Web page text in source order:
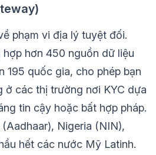
phạm vi địa lý tuyệt đối.
hơn 450 nguồn dữ liệu
195 quốc gia, cho phép bạn
ở các thị trường nơi KYC dựa
tin cậy hoặc bất hợp pháp.
Nigeria (NIN),
hết các nước Mỹ Latinh.